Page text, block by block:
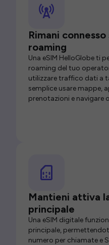
Rimani
roaming
Una eSIM HelloGlobe ti
roaming del tuo
utilizzare traffico dati a
semplice usare mappe,
prenotazioni e navigare
Mantieni attiva
principale
Una eSIM digitale
principale,
numero per chiamate e